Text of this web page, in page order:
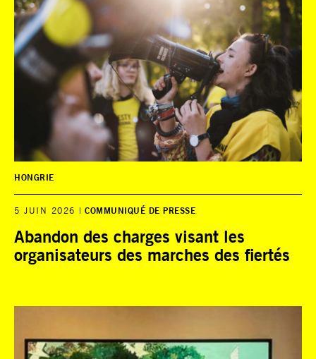
HONGRIE
5 JUIN 2026 COMMUNIQUÉ DE PRESSE
Abandon des charges visant les
organisateurs des marches des fiertés